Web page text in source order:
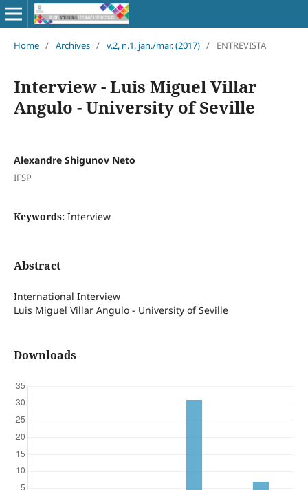
Home / Archives / v.2, n.1, jan./mar. (2017) / ENTREVISTA
Interview - Luis Miguel Villar
Angulo - University of Seville
Alexandre Shigunov Neto
IFSP
Keywords: Interview
Abstract
International Interview
Luis Miguel Villar Angulo - University of Seville
Downloads